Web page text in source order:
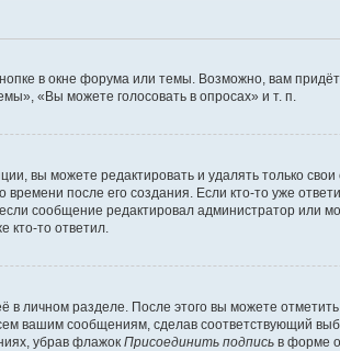
в окне форума или темы. Возможно, вам
«Вы можете голосовать в опросах» и т. п.
вы можете редактировать и удалять только
после его создания. Если кто-то уже
сообщение редактировал администратор или
кто-то ответил.
личном разделе. После этого вы можете
вашим сообщениям, сделав соответствующий
убрав флажок Присоединить подпись в форме